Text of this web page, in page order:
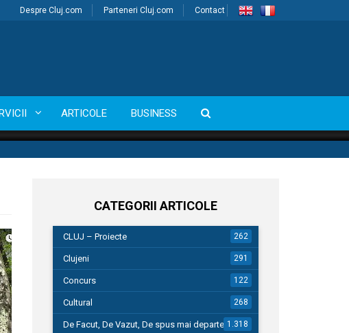
Despre Cluj.com Parteneri Cluj.com Contact
ARTICOLE BUSINESS
CATEGORII ARTICOLE
CLUJ – Proiecte 262
Clujeni 291
Concurs 122
Cultural 268
De Facut, De Vazut, De spus mai departe…1.318